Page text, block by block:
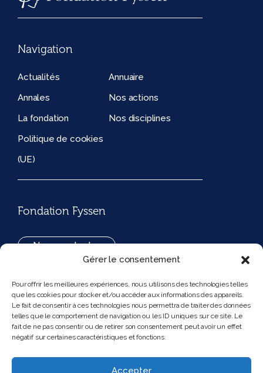
Gérer le consentement
Pour offrir les meilleures expériences, nous utilisons des technologies telles
que les cookies pour stocker et/ou accéder aux informations des appareils.
Le fait de consentir à ces technologies nous permettra de traiter des données
telles que le comportement de navigation ou les ID uniques sur ce site. Le
fait de ne pas consentir ou de retirer son consentement peut avoir un effet
négatif sur certaines caractéristiques et fonctions.
Accepter
Navigation
Actualités
Annuaire
Annales
Nos actions
La fondation
Nos disciplines
Politique de cookies
(UE)
Fondation Fyssen
Nous contacter
194, rue de Rivoli 75001 Paris France
Nous suivre